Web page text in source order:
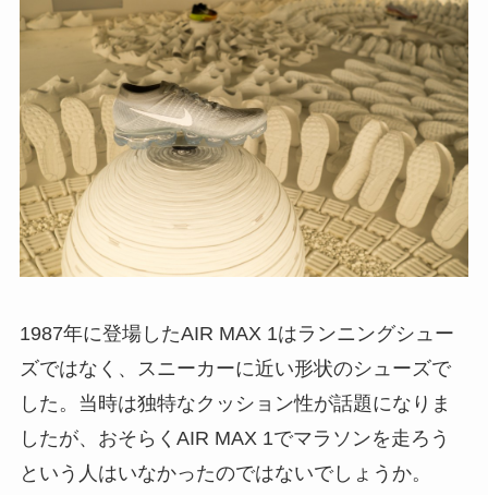
1987年に登場したAIR MAX 1はランニングシュー
ズではなく、スニーカーに近い形状のシューズで
した。当時は独特なクッション性が話題になりま
したが、おそらくAIR MAX 1でマラソンを走ろう
という人はいなかったのではないでしょうか。